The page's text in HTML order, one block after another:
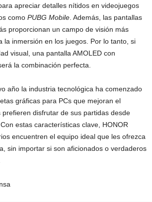
apreciar detalles nítidos en videojuegos
como PUBG Mobile. Además, las pantallas
proporcionan un campo de visión más
la inmersión en los juegos. Por lo tanto, si
visual, una pantalla AMOLED con
la combinación perfecta.
año la industria tecnológica ha comenzado
gráficas para PCs que mejoran el
prefieren disfrutar de sus partidas desde
estas características clave, HONOR
encuentren el equipo ideal que les ofrezca
sin importar si son aficionados o verdaderos